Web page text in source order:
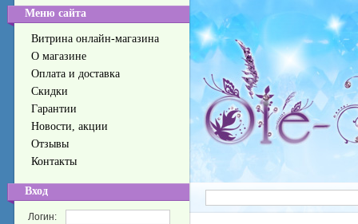
Меню сайта
Витрина онлайн-магазина
О магазине
Оплата и доставка
Скидки
Гарантии
Новости, акции
Отзывы
Контакты
Вход
Логин: